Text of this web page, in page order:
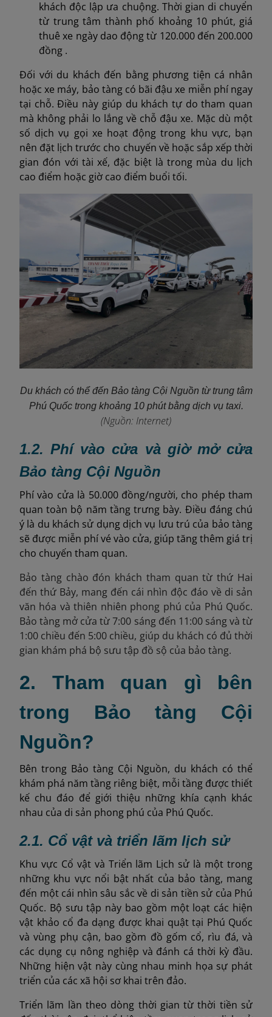
khách độc lập ưa chuộng. Thời gian di chuyển
từ trung tâm thành phố khoảng 10 phút, giá
thuê xe ngày dao động từ 120.000 đến 200.000
đồng .
Đối với du khách đến bằng phương tiện cá nhân
hoặc xe máy, bảo tàng có bãi đậu xe miễn phí ngay
tại chỗ. Điều này giúp du khách tự do tham quan
mà không phải lo lắng về chỗ đậu xe. Mặc dù một
số dịch vụ gọi xe hoạt động trong khu vực, bạn
nên đặt lịch trước cho chuyến về hoặc sắp xếp thời
gian đón với tài xế, đặc biệt là trong mùa du lịch
cao điểm hoặc giờ cao điểm buổi tối.
Du khách có thể đến Bảo tàng Cội Nguồn từ trung tâm
Phú Quốc trong khoảng 10 phút bằng dịch vụ taxi.
(Nguồn: Internet)
1.2. Phí vào cửa và giờ mở cửa
Bảo tàng Cội Nguồn
Phí vào cửa là 50.000 đồng/người, cho phép tham
quan toàn bộ năm tầng trưng bày. Điều đáng chú
ý là du khách sử dụng dịch vụ lưu trú của bảo tàng
sẽ được miễn phí vé vào cửa, giúp tăng thêm giá trị
cho chuyến tham quan.
Bảo tàng chào đón khách tham quantừ thứ Hai
đến thứ Bảy, mang đến cái nhìn độc đáo về di sản
văn hóa và thiên nhiên phong phú của Phú Quốc.
Bảo tàng mở cửa từ 7:00 sáng đến 11:00 sáng và từ
1:00 chiều đến 5:00 chiều, giúp du khách có đủ thời
gian khám phá bộ sưu tập đồ sộ của bảo tàng.
2. Tham quan gì bên
trong Bảo tàng Cội
Nguồn?
Bên trong Bảo tàng Cội Nguồn, du khách có thể
khám phá năm tầng riêng biệt, mỗi tầng được thiết
kế chu đáo để giới thiệu những khía cạnh khác
nhau của di sản phong phú của Phú Quốc.
2.1. Cổ vật và triển lãm lịch sử
Khu vực Cổ vật và Triển lãm Lịch sử là một trong
những khu vực nổi bật nhất của bảo tàng, mang
đến một cái nhìn sâu sắc về di sản tiền sử của Phú
Quốc. Bộ sưu tập này bao gồm một loạt các hiện
vật khảo cổ đa dạng được khai quật tại Phú Quốc
và vùng phụ cận, bao gồm đồ gốm cổ, rìu đá, và
các dụng cụ nông nghiệp và đánh cá thời kỳ đầu.
Những hiện vật này cùng nhau minh họa sự phát
triển của các xã hội sơ khai trên đảo.
Triển lãm lần theo dòng thời gian từ thời tiền sử